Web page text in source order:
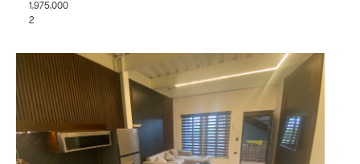
1,975,000
2